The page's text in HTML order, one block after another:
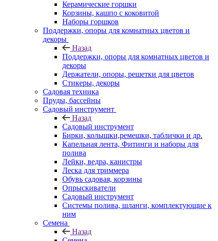
Керамические горшки
Корзины, кашпо с коковитой
Наборы горшков
Поддержки, опоры для комнатных цветов и
декоры
Назад
Поддержки, опоры для комнатных цветов и
декоры
Держатели, опоры, решетки для цветов
Стикеры, декоры
Садовая техника
Пруды, бассейны
Садовый инструмент
Назад
Садовый инструмент
Бирки, колышки,ремешки, таблички и др.
Капельная лента, Фитинги и наборы для
полива
Лейки, ведра, канистры
Леска для триммера
Обувь садовая, корзины
Опрыскиватели
Садовый инструмент
Системы полива, шланги, комплектующие к
ним
Семена
Назад